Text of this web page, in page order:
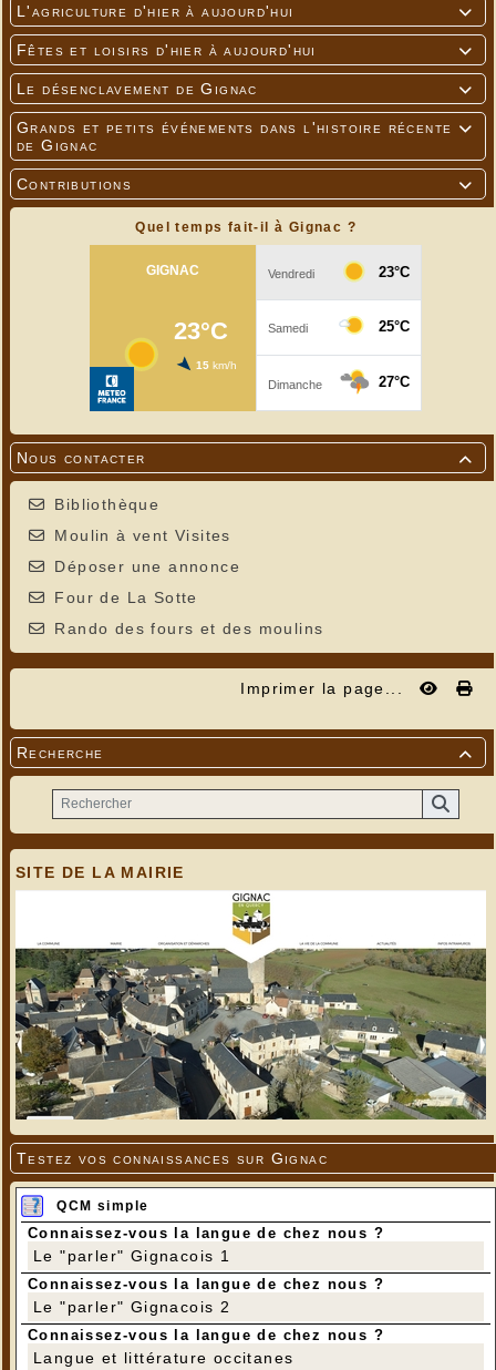

L'agriculture d'hier à aujourd'hui

Fêtes et loisirs d'hier à aujourd'hui

Le désenclavement de Gignac

Grands et petits événements dans l'histoire récente
de Gignac

Contributions
Quel temps fait-il à Gignac ?

Nous contacter
Bibliothèque
Moulin à vent Visites
Déposer une annonce
Four de La Sotte
Rando des fours et des moulins
Imprimer la page...

Recherche
SITE DE LA MAIRIE
Testez vos connaissances sur Gignac
QCM simple
Connaissez-vous la langue de chez nous ?
Le "parler" Gignacois 1
Connaissez-vous la langue de chez nous ?
Le "parler" Gignacois 2
Connaissez-vous la langue de chez nous ?
Langue et littérature occitanes